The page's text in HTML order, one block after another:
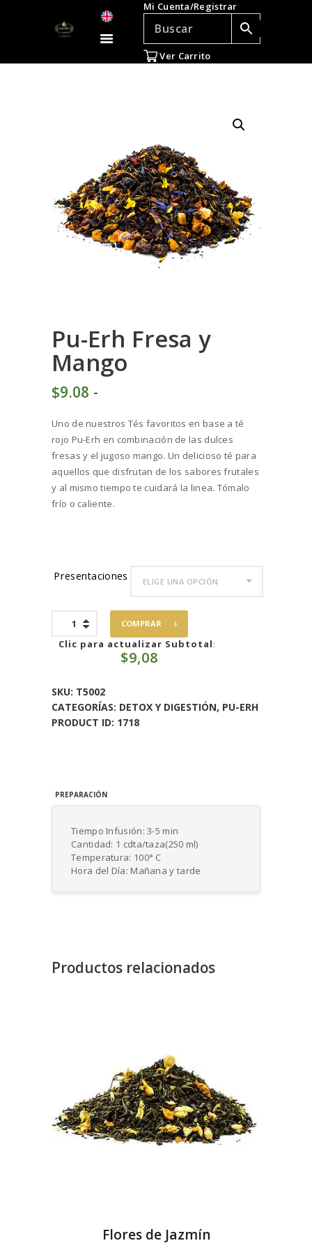
Mi Cuenta/Registrar
Ver Carrito
TÉ E INFUSIONES
ACCESORIOS
REGALOS
MAYOR
EN
Pu-Erh Fresa y
Mango
$9 08 -
precios:
desde
$90
8
hasta
Uno de nuestros Tés favoritos en base a té
rojo Pu-Erh en combinación de las dulces
fresas y el jugoso mango. Un delicioso té para
aquellos que disfrutan de los sabores frutales
y al mismo tiempo te cuidará la linea. Tómalo
frío o caliente.
Presentaciones
Fresa
COMPRAR
Clic para actualizar Subtotal:
$9,08
SKU: T5002
CATEGORÍAS: DETOX Y DIGESTIÓN, PU-ERH
PRODUCT ID: 1718
PREPARACIÓN
Tiempo Infusión: 3-5 min
Cantidad: 1 cdta/taza(250 ml)
Temperatura: 100° C
Hora del Día: Mañana y tarde
Productos relacionados
Flores de Jazmín